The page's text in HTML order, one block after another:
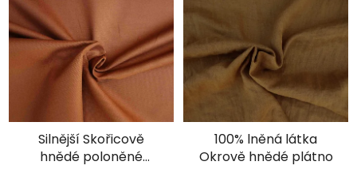
Silnější Skořicově
hnědé poloněné
100% lněná látka
Okrově hnědé plátno